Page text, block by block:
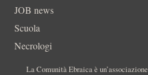
JOB news
Scuola
Necrologi
La Comunità Ebraica è